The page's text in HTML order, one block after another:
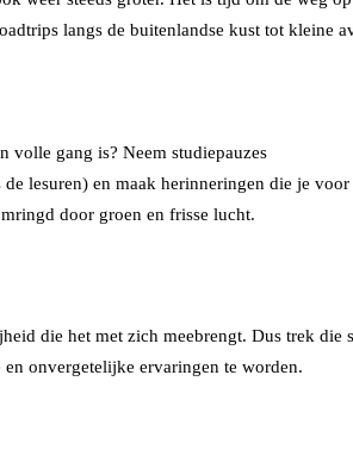
langs de buitenlandse kust tot
volle gang is? Neem studiepauzes
lesuren) en maak herinneringen die je
door groen en frisse lucht.
die het met zich meebrengt. Dus trek
onvergetelijke ervaringen te worden.